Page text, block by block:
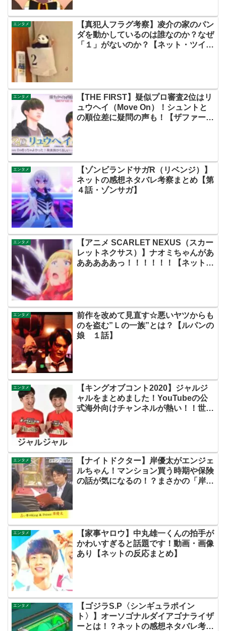
エンタメ
【真犯人フラグ考察】凌介の家のパン
ダを動かしているのは誰なのか？なぜ
「１」がないのか？【ネット・ツイッ
エンタメ
【THE FIRST】疑似プロ審査2位はリ
ュウヘイ（Move On）！シュントと
の順位差に疑問の声も！【ザファース
エンタメ
【ゾンビランドサガR（リベンジ）】
ネットの感想ネタバレ考察まとめ【第
４話・ゾンサガ】
エンタメ
【アニメ SCARLET NEXUS（スカー
レットネクサス）】ナオミちゃんがあ
あああああっ！！！！！！【ネットの
エンタメ
前作を改めて見直す☆悪いヤツからも
のを盗む”Ｌの一族”とは？【ルパンの
娘 １話】
エンタメ
【キングオブコント2020】ジャルジ
ャルをまとめました！YouTubeの公
式海外向けチャンネルが熱い！！世界
エンタメ
【ナイトドクター】岸優太がエンジェ
ルちゃん！マンション買う時期や保険
の話が気になるの！？まさかの「岸く
ネットの感想ネタバレ考察まとめ】
エンタメ
【家事ヤロウ】中丸雄一くんの拍手が
かわいすぎると話題です！動画・画像
あり【ネットの反応まとめ】
エンタメ
【ゴジラS.P〈シンギュラポイン
ト〉】オーソゴナルダイアゴナライザ
ーとは！？ネットの感想ネタバレ考察